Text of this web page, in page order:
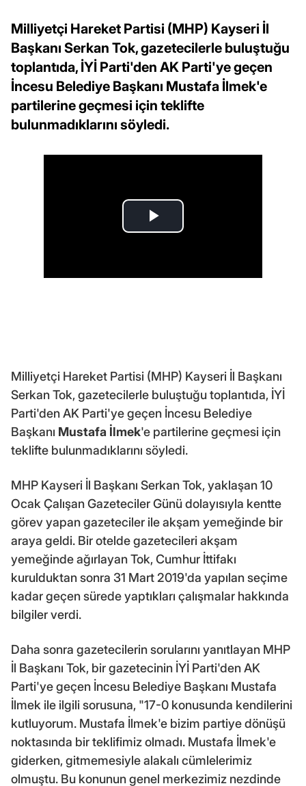
Milliyetçi Hareket Partisi (MHP) Kayseri İl
Başkanı Serkan Tok, gazetecilerle buluştuğu
toplantıda, İYİ Parti'den AK Parti'ye geçen
İncesu Belediye Başkanı Mustafa İlmek'e
partilerine geçmesi için teklifte
bulunmadıklarını söyledi.
Milliyetçi Hareket Partisi (MHP) Kayseri İl Başkanı
Serkan Tok, gazetecilerle buluştuğu toplantıda, İYİ
Parti'den AK Parti'ye geçen İncesu Belediye
Başkanı Mustafa İlmek'e partilerine geçmesi için
teklifte bulunmadıklarını söyledi.
MHP Kayseri İl Başkanı Serkan Tok, yaklaşan 10
Ocak Çalışan Gazeteciler Günü dolayısıyla kentte
görev yapan gazeteciler ile akşam yemeğinde bir
araya geldi. Bir otelde gazetecileri akşam
yemeğinde ağırlayan Tok, Cumhur İttifakı
kurulduktan sonra 31 Mart 2019'da yapılan seçime
kadar geçen sürede yaptıkları çalışmalar hakkında
bilgiler verdi.
Daha sonra gazetecilerin sorularını yanıtlayan MHP
İl Başkanı Tok, bir gazetecinin İYİ Parti'den AK
Parti'ye geçen İncesu Belediye Başkanı Mustafa
İlmek ile ilgili sorusuna, "17-0 konusunda kendilerini
kutluyorum. Mustafa İlmek'e bizim partiye dönüşü
noktasında bir teklifimiz olmadı. Mustafa İlmek'e
giderken, gitmemesiyle alakalı cümlelerimiz
olmuştu. Bu konunun genel merkezimiz nezdinde